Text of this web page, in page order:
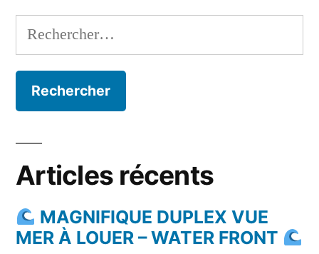
Rechercher :
Articles récents
MAGNIFIQUE DUPLEX VUE
MER À LOUER – WATER FRONT